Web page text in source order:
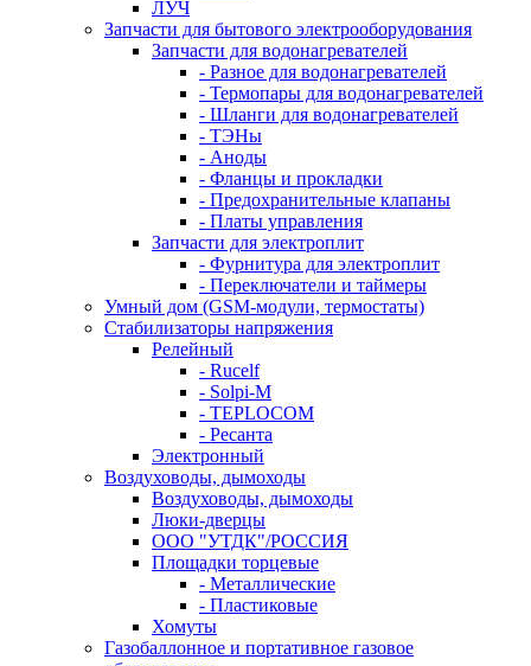
ЛУЧ
Запчасти для бытового электрооборудования
Запчасти для водонагревателей
- Разное для водонагревателей
- Термопары для водонагревателей
- Шланги для водонагревателей
- ТЭНы
- Аноды
- Фланцы и прокладки
- Предохранительные клапаны
- Платы управления
Запчасти для электроплит
- Фурнитура для электроплит
- Переключатели и таймеры
Умный дом (GSM-модули, термостаты)
Cтабилизаторы напряжения
Релейный
- Rucelf
- Solpi-M
- TEPLOCOM
- Ресанта
Электронный
Воздуховоды, дымоходы
Воздуховоды, дымоходы
Люки-дверцы
ООО "УТДК"/РОССИЯ
Площадки торцевые
- Металлические
- Пластиковые
Хомуты
Газобаллонное и портативное газовое